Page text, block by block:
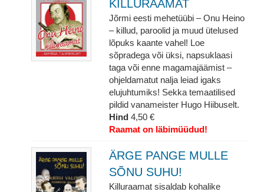
KILLURAAMAT
Jõrmi eesti mehetüübi – Onu Heino
– killud, paroolid ja muud ütelused
lõpuks kaante vahel! Loe
sõpradega või üksi, napsuklaasi
taga või enne magamajäämist –
ohjeldamatut nalja leiad igaks
elujuhtumiks! Sekka temaatilised
pildid vanameister Hugo Hiibuselt.
Hind 4,50 €
Raamat on läbimüüdud!
ÄRGE PANGE MULLE
SÕNU SUHU!
Killuraamat sisaldab kohalike